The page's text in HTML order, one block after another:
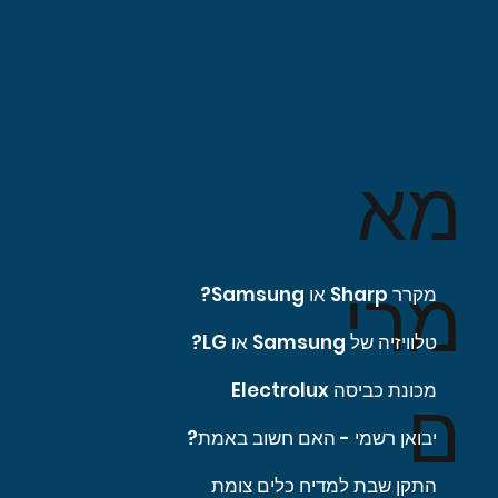
מא
מרי
ם
מקרר Sharp או Samsung?
טלוויזיה של Samsung או LG?
מכונת כביסה Electrolux
יבואן רשמי - האם חשוב באמת?
התקן שבת למדיח כלים צומת